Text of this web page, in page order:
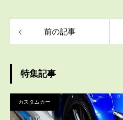
前の記事
特集記事
カスタムカー